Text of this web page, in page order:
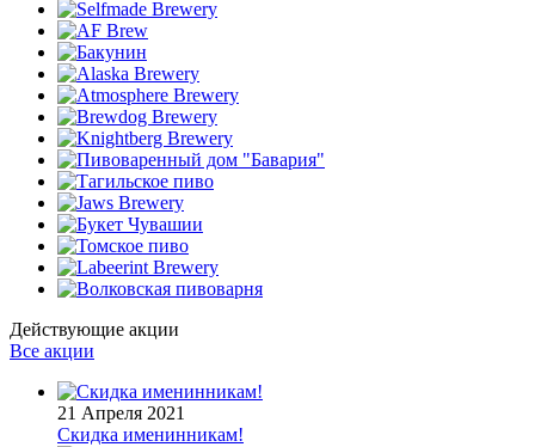
Действующие акции
Все акции
21 Апреля 2021
Скидка именинникам!